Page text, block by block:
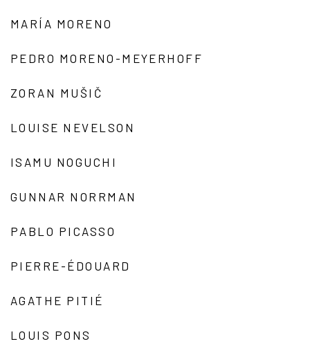
MARÍA MORENO
PEDRO MORENO-MEYERHOFF
ZORAN MUŠIČ
LOUISE NEVELSON
ISAMU NOGUCHI
GUNNAR NORRMAN
PABLO PICASSO
PIERRE-ÉDOUARD
AGATHE PITIÉ
LOUIS PONS